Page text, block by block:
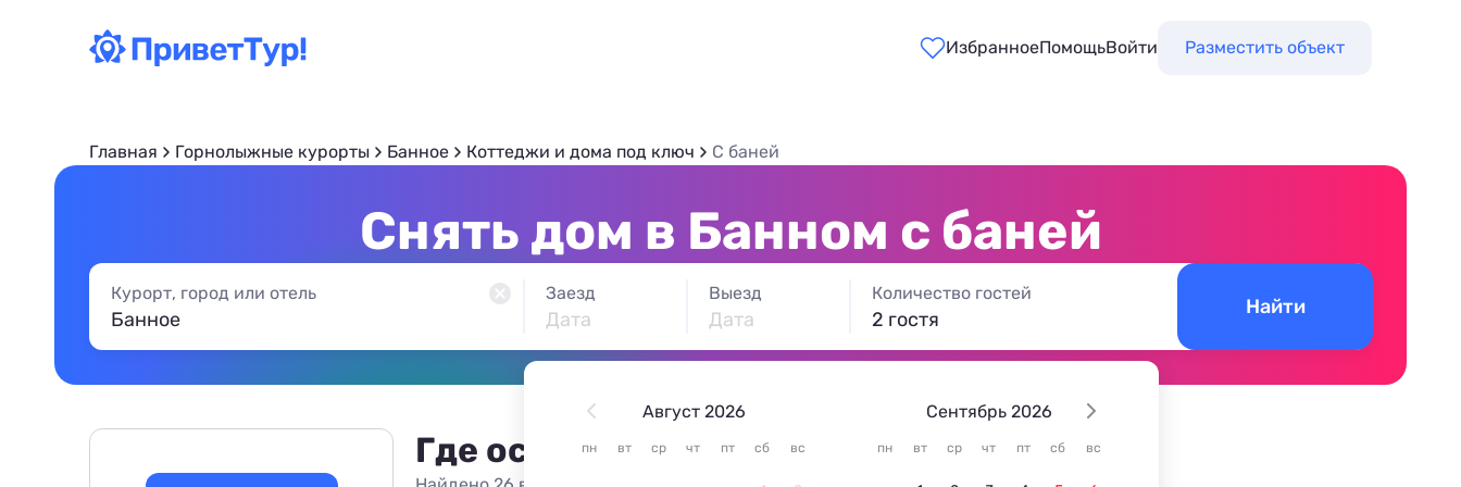
ИзбранноеПомощьВойти Разместить объект
Главная Горнолыжные курорты Банное Коттеджи и дома под ключ С баней
Снять дом в Банном с баней
Курорт, город или отель Заезд
Дата
Выезд
Дата
Август 2026
пн вт ср чт пт сб вс
Сентябрь 2026
пн вт ср чт пт сб вс
Количество гостей
2 гостя
Найти
Где остановиться в Банном